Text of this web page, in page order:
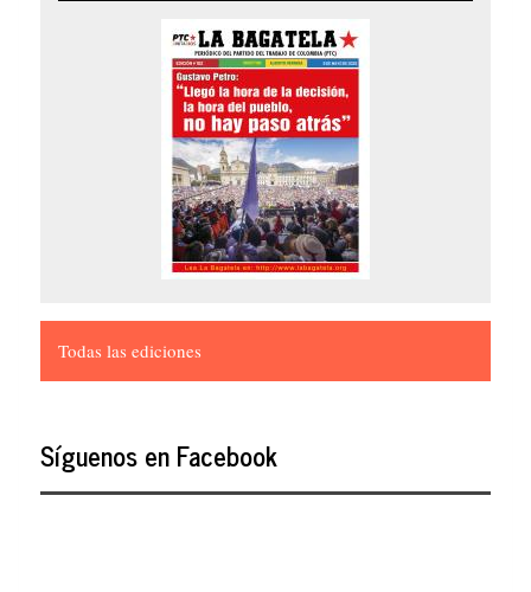
Todas las ediciones
Síguenos en Facebook